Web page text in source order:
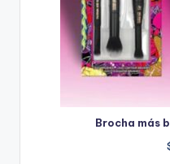
Brocha más